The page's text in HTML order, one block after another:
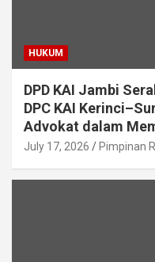
HUKUM
DPD KAI Jambi
DPC KAI
Advokat dalam
July 17, 2026 Pimpinan